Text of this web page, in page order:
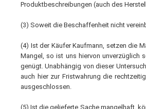
Produktbeschreibungen (auch des
(3) Soweit die Beschaffenheit nicht
(4) Ist der Käufer Kaufmann, setzen die
Mangel, so ist uns hiervon unverzüglich
genügt. Unabhängig von dieser
auch hier zur Fristwahrung die
ausgeschlossen.
(5) Ist die gelieferte Sache mangelhaft,